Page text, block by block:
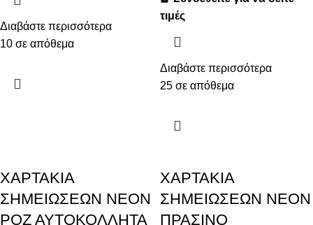
Διαβάστε περισσότερα
10 σε απόθεμα
τιμές
Διαβάστε περισσότερα
25 σε απόθεμα
ΧΑΡΤΑΚΙΑ
ΣΗΜΕΙΩΣΕΩΝ ΝΕΟΝ
ΡΟΖ ΑΥΤΟΚΟΛΛΗΤΑ
ΧΑΡΤΑΚΙΑ
ΣΗΜΕΙΩΣΕΩΝ ΝΕΟΝ
ΠΡΑΣΙΝΟ